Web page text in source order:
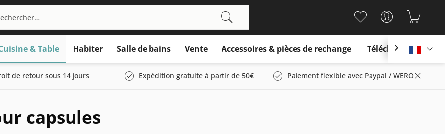
& Table Habiter Salle de bains Vente Accessoires & pièces de rechange Télécharger

de retour sous 14 jours Expédition gratuite à partir de 50€ Paiement flexible avec Paypal / WERO
capsules